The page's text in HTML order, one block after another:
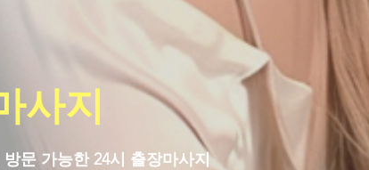
사지
문 가능한 24시 출장마사지